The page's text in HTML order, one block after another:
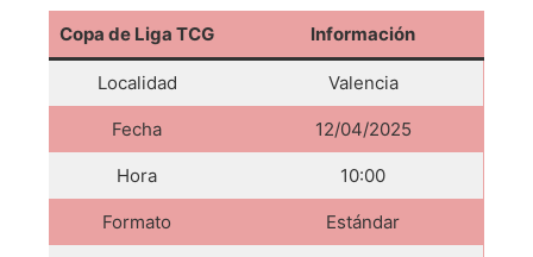
Copa de Liga TCG Información
Localidad Valencia
Fecha 12/04/2025
Hora 10:00
Formato Estándar